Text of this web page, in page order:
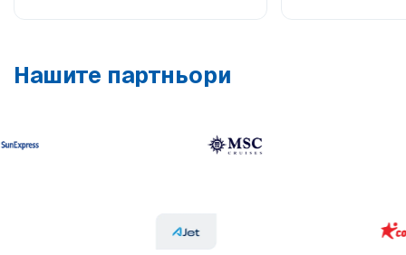
Нашите партньори